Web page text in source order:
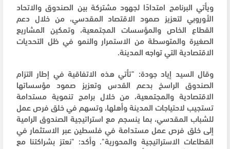
ويأتي البرنامج امتدادًا لجهود مشتركة بين الصندوق والاتحاد
الأوروبي لتعزيز صمود الاقتصاد المقدسي، من خلال دعم
القطاع الخاص والمؤسسات المجتمعية، وتمكين المشاريع
الصغيرة والمتوسطة من الاستمرار والنمو في ظل التحديات
الاقتصادية التي تواجه المدينة.
وقال السيد إياد جودة: "تأتي هذه الاتفاقية في إطار التزام
الصندوق الراسخ بدعم القدس وتعزيز صمود مؤسساتها
الاقتصادية والمجتمعية، من خلال برامج تنموية مستدامة
تستجيب لاحتياجات المدينة وأهلها، وتسهم في خلق فرص عمل
للشباب المقدسي، بما ينسجم مع استراتيجية الصندوق الرامية
إلى خلق فرص عمل مستدامة في فلسطين عبر الاستثمار في
القطاعات الاستراتيجية والمحورية". وأكد: "نعتز بشراكتنا مع